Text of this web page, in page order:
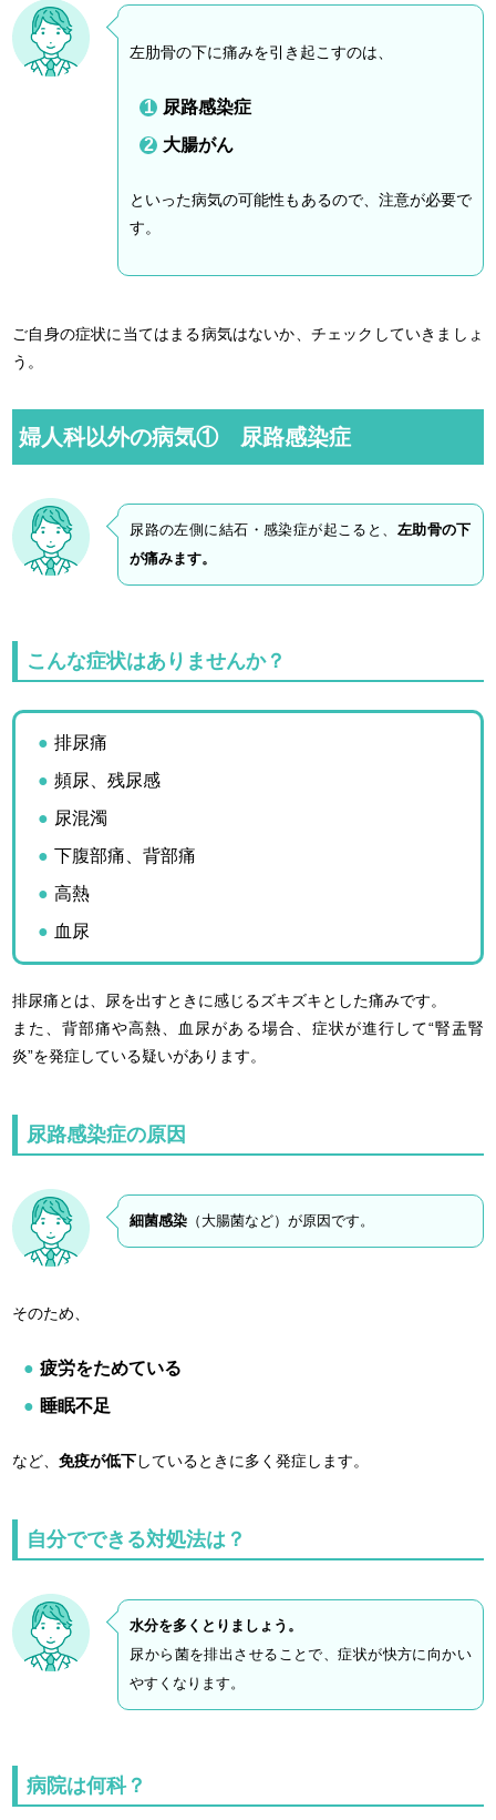
左肋骨の下に痛みを引き起こすのは、
尿路感染症
大腸がん
といった病気の可能性もあるので、注意が必要で
す。
ご自身の症状に当てはまる病気はないか、チェックしていきましょ
う。
婦人科以外の病気① 尿路感染症
尿路の左側に結石・感染症が起こると、 左助骨の下
が痛みます。
こんな症状はありませんか？
排尿痛
頻尿、残尿感
尿混濁
下腹部痛、背部痛
高熱
血尿
排尿痛とは、尿を出すときに感じるズキズキとした痛みです。
また、背部痛や高熱、血尿がある場合、症状が進行して“腎盂腎
炎”を発症している疑いがあります。
尿路感染症の原因
細菌感染 （大腸菌など）が原因です。
そのため、
疲労をためている
睡眠不足
など、免疫が低下しているときに多く発症します。
自分でできる対処法は？
水分を多くとりましょう。
尿から菌を排出させることで、症状が快方に向かい
やすくなります。
病院は何科？